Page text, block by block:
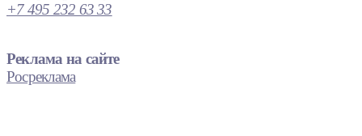
+7 495 232 63 33
Реклама на сайте
Росреклама